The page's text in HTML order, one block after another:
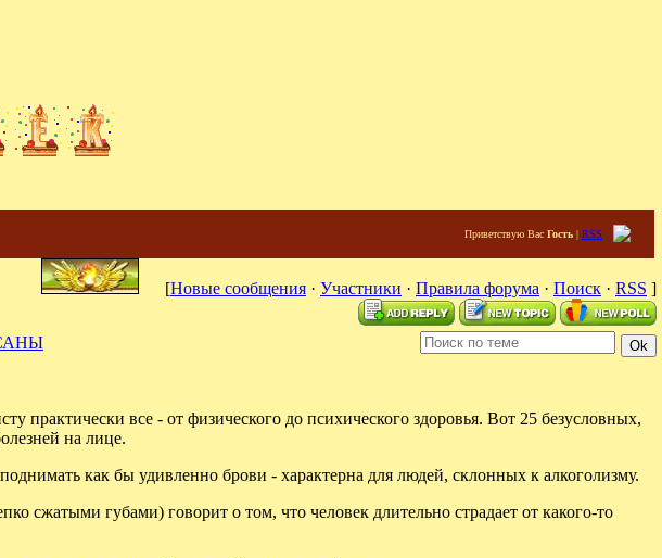
Приветствую Вас Гость | RSS
[Новые сообщения · Участники · Правила форума · Поиск · RSS ]
практически все - от физического до психического здоровья. Вот 25 безусловных,
на лице.
как бы удивленно брови - характерна для людей, склонных к алкоголизму.
сжатыми губами) говорит о том, что человек длительно страдает от какого-то